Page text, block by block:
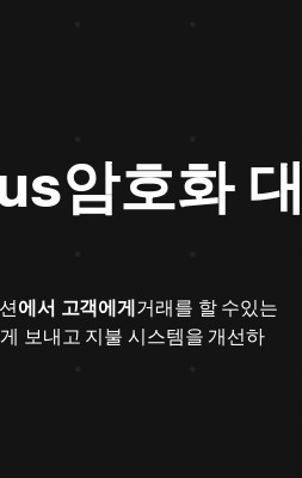
암호화 대
에서 고객에게거래를 할 수있는
보내고 지불 시스템을 개선하